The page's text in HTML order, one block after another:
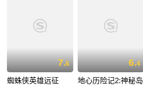
7.6
蜘蛛侠英雄远征
6.4
地心历险记2:神秘岛